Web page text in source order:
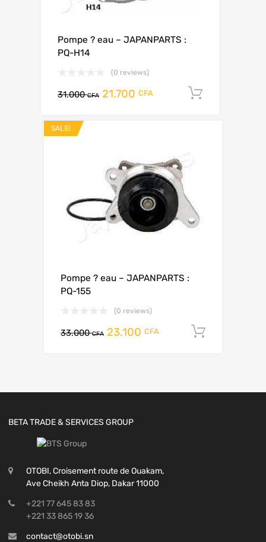
Pompe ? eau – JAPANPARTS :
PQ-H14
(0 reviews)
31.000CFA 21.700 CFA
SALE!
Pompe ? eau – JAPANPARTS :
PQ-155
(0 reviews)
33.000CFA 23.100 CFA
BETA TRADE & SERVICES GROUP
OTOBI, Croisement route de Ouakam,
Ave Cheikh Anta Diop, Dakar 11000
+221 77 645 83 83
+221 33 865 19 36
contact@otobi.sn